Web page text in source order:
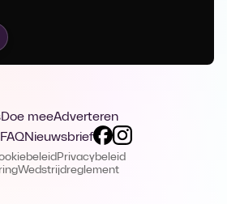
Doe meeAdverteren
FAQNieuwsbrief
Privacybeleid
Wedstrijdreglement